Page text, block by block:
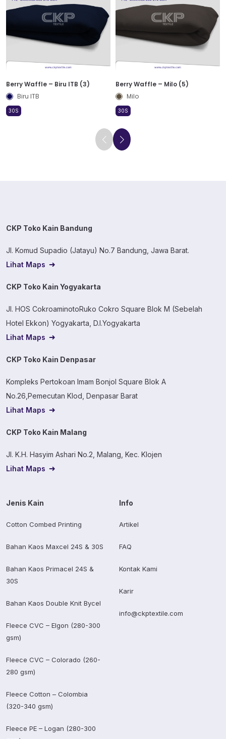
Berry Waffle – Biru ITB (3)
Biru ITB
30S
Berry Waffle – Milo (5)
Milo
30S
CKP Toko Kain Bandung
Jl. Komud Supadio (Jatayu) No.7 Bandung, Jawa Barat.
Lihat Maps
CKP Toko Kain Yogyakarta
Jl. HOS CokroaminotoRuko Cokro Square Blok M (Sebelah
Hotel Ekkon) Yogyakarta, D.I.Yogyakarta
Lihat Maps
CKP Toko Kain Denpasar
Kompleks Pertokoan Imam Bonjol Square Blok A
No.26,Pemecutan Klod, Denpasar Barat
Lihat Maps
CKP Toko Kain Malang
Jl. K.H. Hasyim Ashari No.2, Malang, Kec. Klojen
Lihat Maps
Jenis Kain
Cotton Combed Printing
Bahan Kaos Maxcel 24S & 30S
Bahan Kaos Primacel 24S &
30S
Bahan Kaos Double Knit Bycel
Fleece CVC – Elgon (280-300
gsm)
Fleece CVC – Colorado (260-
280 gsm)
Fleece Cotton – Colombia
(320-340 gsm)
Fleece PE – Logan (280-300
Info
Artikel
FAQ
Kontak Kami
Karir
info@ckptextile.com